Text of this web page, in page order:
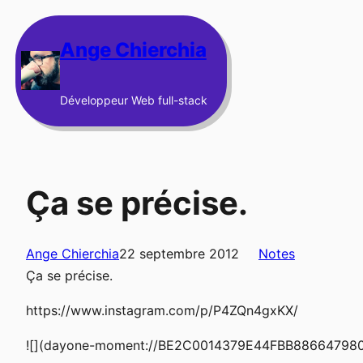
au
contenu Ange Chierchia
Développeur Web full-stack
Ça se précise.
Ange Chierchia22 septembre 2012
Notes
Ça se précise.
https://www.instagram.com/p/P4ZQn4gxKX/
![](dayone-moment://